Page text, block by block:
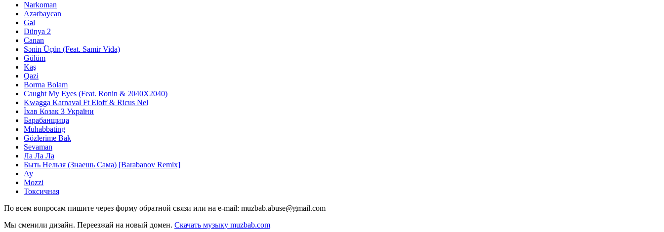
Narkoman
Azərbaycan
Gəl
Dünya 2
Canan
Sənin Üçün (Feat. Samir Vida)
Gülüm
Kaş
Qazi
Borma Bolam
Caught My Eyes (Feat. Ronin & 2040X2040)
Kwagga Karnaval Ft Eloff & Ricus Nel
Їхав Козак З України
Барабанщица
Muhabbating
Gözlerime Bak
Sevaman
Ла Ла Ла
Быть Нельзя (Знаешь Сама) [Barabanov Remix]
Ау
Mozzi
Токсичная
По всем вопросам пишите через форму обратной связи или на e-mail: muzbab.abuse@gmail.com
Мы сменили дизайн. Переезжай на новый домен. Скачать музыку muzbab.com